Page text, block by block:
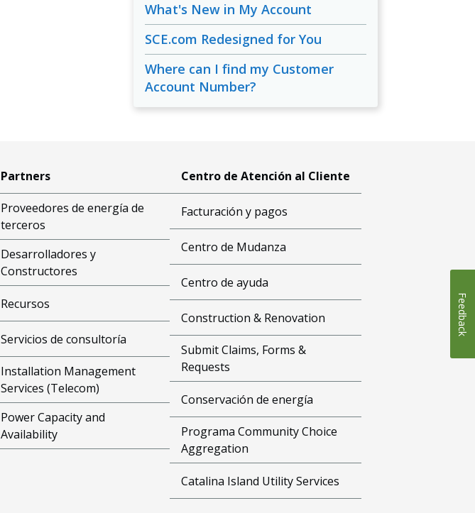
What's New in My Account
SCE.com Redesigned for You
Where can I find my Customer
Account Number?
Partners
Proveedores de energía de
terceros
Desarrolladores y
Constructores
Recursos
Servicios de consultoría
Installation Management
Services (Telecom)
Power Capacity and
Availability
Centro de Atención al Cliente
Facturación y pagos
Centro de Mudanza
Centro de ayuda
Construction & Renovation
Submit Claims, Forms &
Requests
Conservación de energía
Programa Community Choice
Aggregation
Catalina Island Utility Services
Feedback